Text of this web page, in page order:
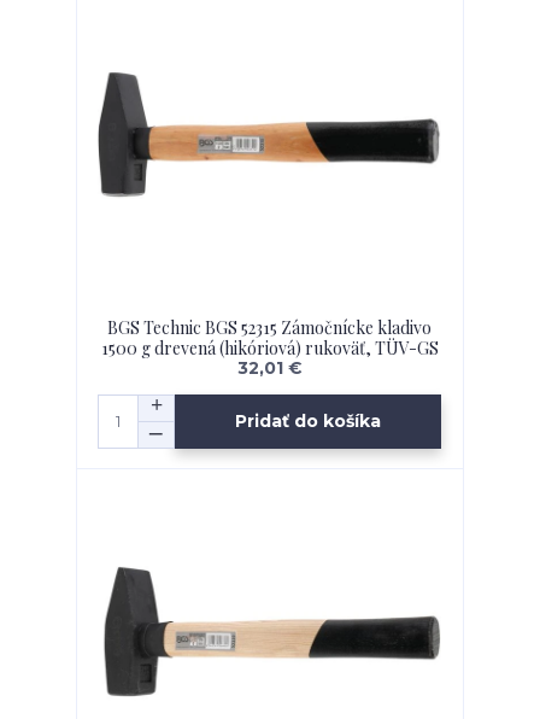
BGS Technic BGS 52315 Zámočnícke kladivo
1500 g drevená (hikóriová) rukoväť, TÜV-GS
32,01 €
Pridať do košíka